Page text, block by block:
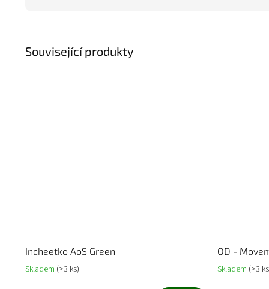
Související produkty
Incheetko AoS Green
Skladem (>3 ks)
OD -
Skladem (>3